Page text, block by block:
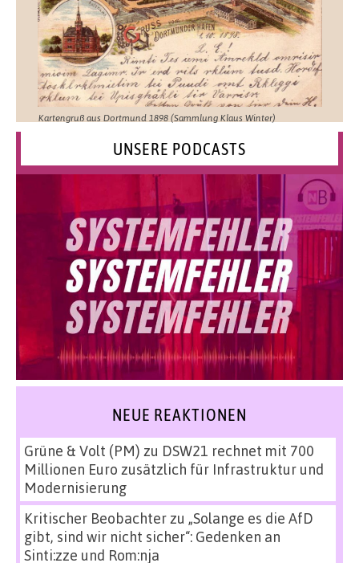
Kartengruß aus Dortmund 1898 (Sammlung Klaus Winter)
UNSERE PODCASTS
NEUE REAKTIONEN
Grüne & Volt (PM) zu DSW21 rechnet mit 700
Millionen Euro zusätzlich für Infrastruktur und
Modernisierung
Kritischer Beobachterzu „Solange es die AfD
gibt, sind wir nicht sicher“: Gedenken an
Sinti:zze und Rom:nja